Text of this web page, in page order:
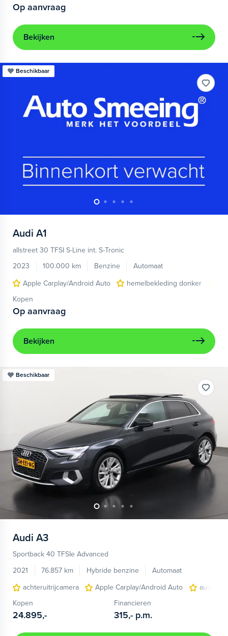
Op aanvraag
Bekijken
Beschikbaar
Audi A1
allstreet 30 TFSI S-Line int. S-Tronic
2023
100.000 km Benzine
Automaat
Apple Carplay/Android Auto
hemelbekleding donker
Kopen
Op aanvraag
Bekijken
Beschikbaar
Audi A3
Sportback 40 TFSIe Advanced
2021
76.857 km Hybride benzine
Automaat
achteruitrijcamera
Apple Carplay/Android Auto
audio
Kopen
24.895,-
Financieren
315,- p.m.